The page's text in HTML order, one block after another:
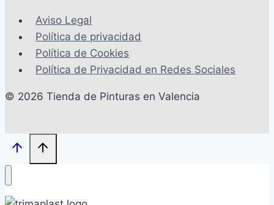
Aviso Legal
Política de privacidad
Política de Cookies
Política de Privacidad en Redes Sociales
© 2026 Tienda de Pinturas en Valencia